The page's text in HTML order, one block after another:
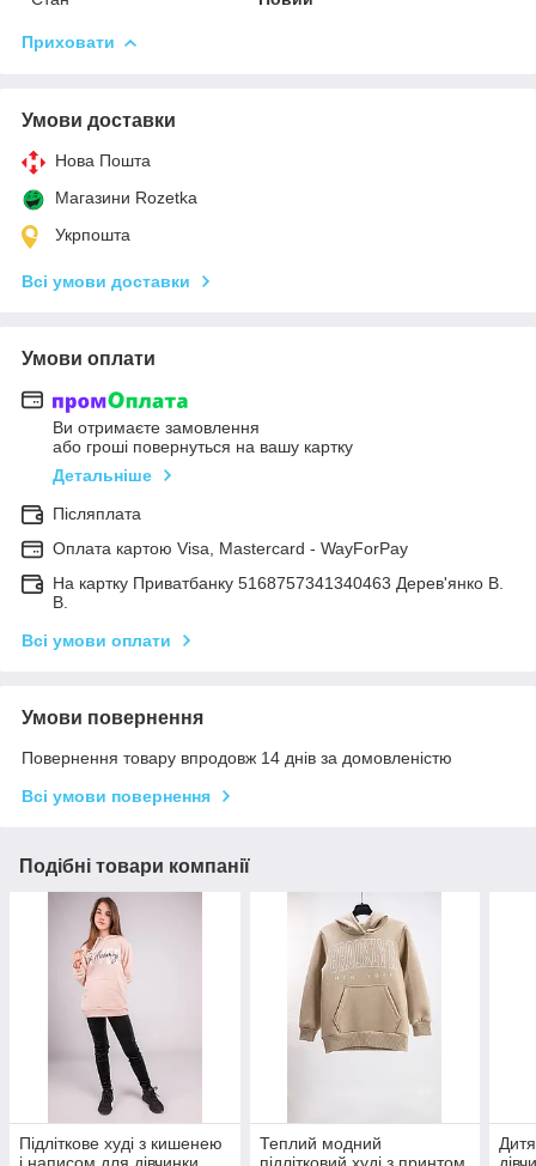
Приховати
Умови доставки
Нова Пошта
Магазини Rozetka
Укрпошта
Всі умови доставки
Умови оплати
Ви отримаєте замовлення
або гроші повернуться на вашу картку
Детальніше
Післяплата
Оплата картою Visa, Mastercard - WayForPay
На картку Приватбанку 5168757341340463 Дерев'янко В.
В.
Всі умови оплати
Умови повернення
Повернення товару впродовж 14 днів за домовленістю
Всі умови повернення
Подібні товари компанії
Підліткове худі з кишенею
Теплий модний